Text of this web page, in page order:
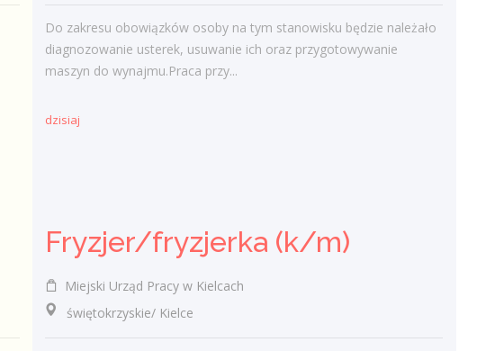
brakuje wykwalifikowanych murarzy
12 grudnia 2020
Dobry lider, czyli jaki?
Najnowsze komentarze
świętokrzyskim
Do zakresu obowiązków osoby na tym stanowisku będzie należało
diagnozowanie usterek, usuwanie ich oraz przygotowywanie
maszyn do wynajmu.Praca przy...
dzisiaj
Fryzjer/fryzjerka (k/m)
Miejski Urząd Pracy w Kielcach
świętokrzyskie/ Kielce